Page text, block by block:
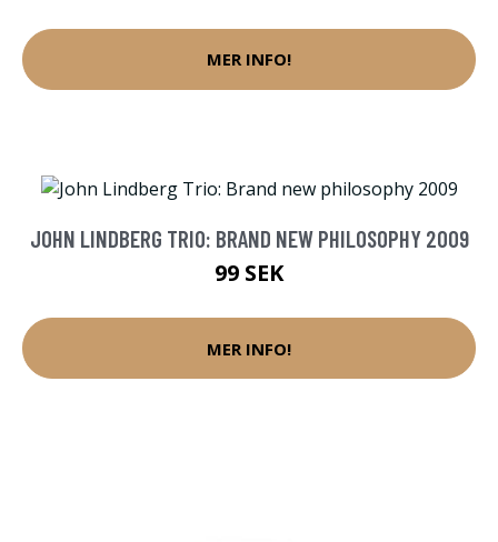
MER INFO!
JOHN LINDBERG TRIO: BRAND NEW PHILOSOPHY 2009
99 SEK
MER INFO!